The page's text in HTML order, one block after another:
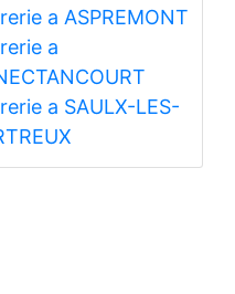
a ASPREMONT
a
a SAULX-LES-